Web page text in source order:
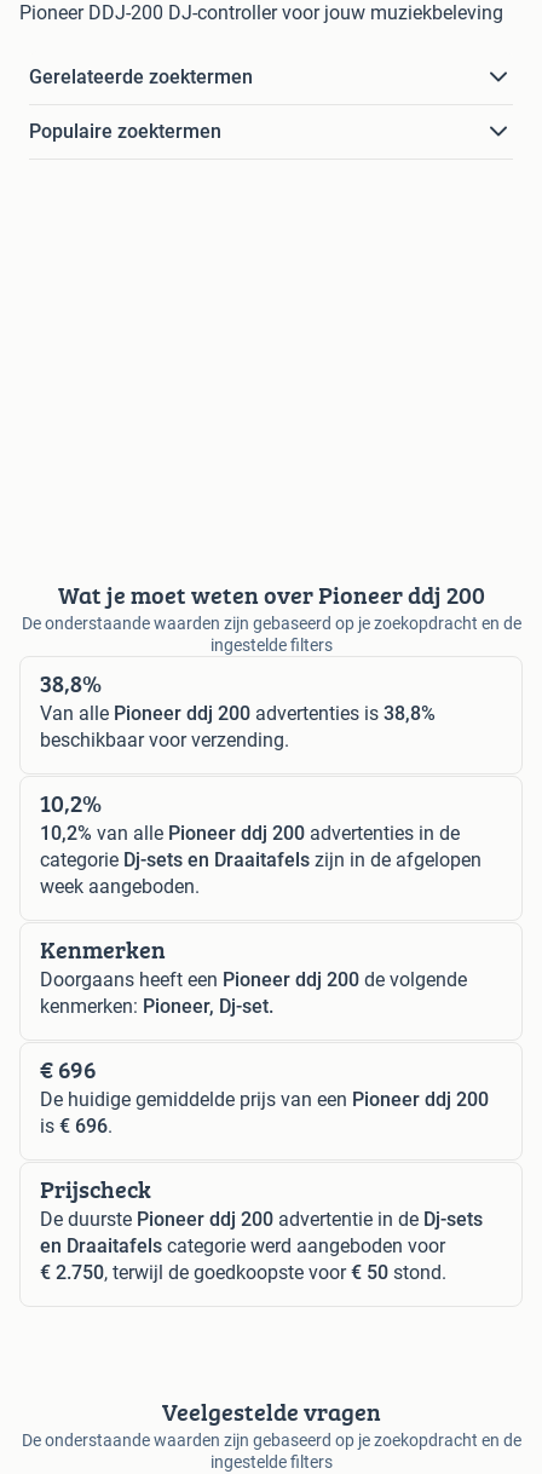
Pioneer DDJ-200 DJ-controller voor jouw muziekbeleving
Gerelateerde zoektermen
Populaire zoektermen
Wat je moet weten over Pioneer ddj 200
De onderstaande waarden zijn gebaseerd op je zoekopdracht en de
ingestelde filters
38,8%
Van alle Pioneer ddj 200 advertenties is 38,8%
beschikbaar voor verzending.
10,2%
10,2% van alle Pioneer ddj 200 advertenties in de
categorie Dj-sets en Draaitafels zijn in de afgelopen
week aangeboden.
Kenmerken
Doorgaans heeft een Pioneer ddj 200 de volgende
kenmerken: Pioneer, Dj-set.
€ 696
De huidige gemiddelde prijs van een Pioneer ddj 200
is € 696.
Prijscheck
De duurste Pioneer ddj 200 advertentie in de Dj-sets
en Draaitafels categorie werd aangeboden voor
€ 2.750, terwijl de goedkoopste voor€ 50 stond.
Veelgestelde vragen
De onderstaande waarden zijn gebaseerd op je zoekopdracht en de
ingestelde filters